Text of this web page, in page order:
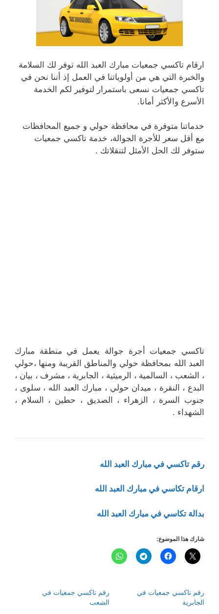
ارقام تاكسي جمعيات مبارك العبد الله توفر لك السلامة
والخبرة التي هي من أولوياتنا في العمل إذ أننا نحن في
تاكسي جمعيات نسعى باستمرار لتوفير لكم الخدمة
الأسرع والأكثر أمانا.
خدماتنا متوفرة في محافظة حولي و جميع المحافظات
مع أقل سعر للأجرة الجوالة، خدمة تاكسي جمعيات
ستوفر لك الحل الأمثل لتنقلاتك .
تاكسي جمعيات أجرة جوالة يعمل في منطقة مبارك
العبد الله بمحافظة حولي والمناطق القريبة ‎ومنها ،حولي
، الشعب ، السالمية ، الرميثية ، الجابرية ، مشرف ، بيان ،
البدع ، النقرة ، ميدان حولي ، مبارك العبد الله ، سلوى ،
جنوب السرة ، الزهراء ، الصديق ، حطين ، السلام ،
الشهداء .
رقم تاكسي في مبارك العبد الله
ارقام تكاسي في مبارك العبد الله
بدالة تكاسي في مبارك العبد الله
شارك هذا الموضوع:
رقم تاكسي جمعيات في
الجابرية
رقم تاكسي جمعيات في
الشعب